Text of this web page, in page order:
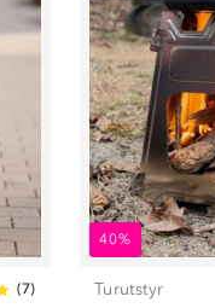
(7)
40%
Turutstyr